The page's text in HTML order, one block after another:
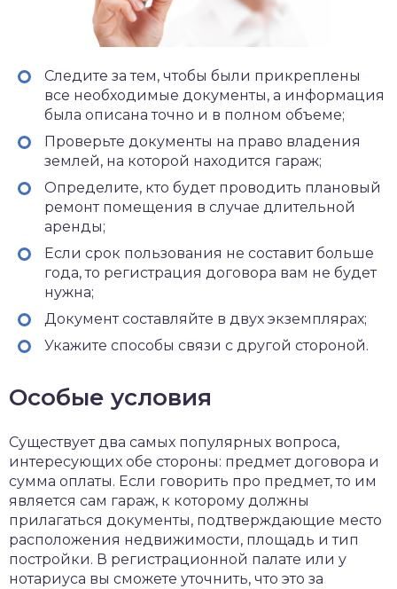
Следите за тем, чтобы были прикреплены
все необходимые документы, а информация
была описана точно и в полном объеме;
Проверьте документы на право владения
землей, на которой находится гараж;
Определите, кто будет проводить плановый
ремонт помещения в случае длительной
аренды;
Если срок пользования не составит больше
года, то регистрация договора вам не будет
нужна;
Документ составляйте в двух экземплярах;
Укажите способы связи с другой стороной.
Особые условия
Существует два самых популярных вопроса,
интересующих обе стороны: предмет договора и
сумма оплаты. Если говорить про предмет, то им
является сам гараж, к которому должны
прилагаться документы, подтверждающие место
расположения недвижимости, площадь и тип
постройки. В регистрационной палате или у
нотариуса вы сможете уточнить, что это за